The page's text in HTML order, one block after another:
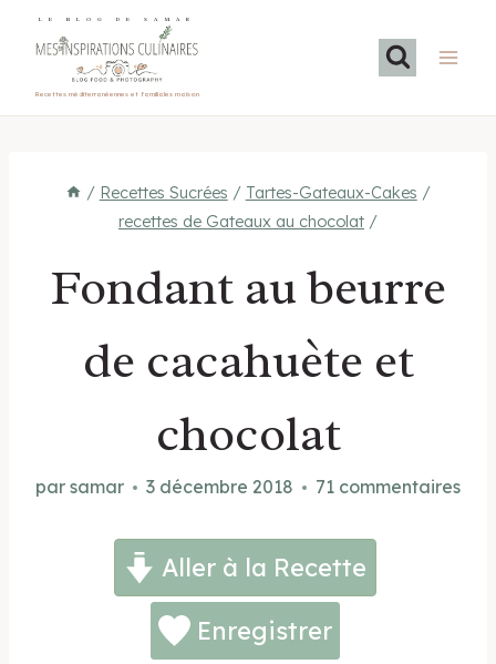
LE BLOG DE SAMAR
Recettes méditerranéennes et familiales maison
/ Recettes Sucrées / Tartes-Gateaux-Cakes /
recettes de Gateaux au chocolat /
Fondant au beurre
de cacahuète et
chocolat
par samar 3 décembre 2018 71 commentaires
Aller à la Recette
Enregistrer